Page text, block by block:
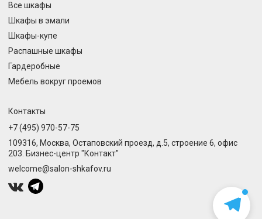
Все шкафы
Шкафы в эмали
Шкафы-купе
Распашные шкафы
Гардеробные
Мебель вокруг проемов
Контакты
+7 (495) 970-57-75
109316, Москва, Остаповский проезд, д.5, строение 6, офис
203. Бизнес-центр "Контакт"
welcome@salon-shkafov.ru